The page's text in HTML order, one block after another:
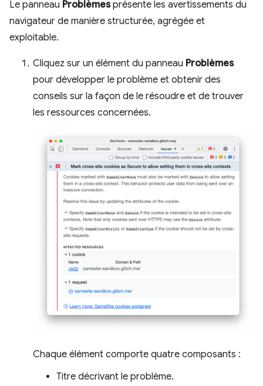
Le panneau Problèmesprésente les avertissements du
navigateur de manière structurée, agrégée et
exploitable.
Cliquez sur un élément du panneau Problèmes
pour développer le problème et obtenir des
conseils sur la façon de le résoudre et de trouver
les ressources concernées.
Chaque élément comporte quatre composants :
Titre décrivant le problème.